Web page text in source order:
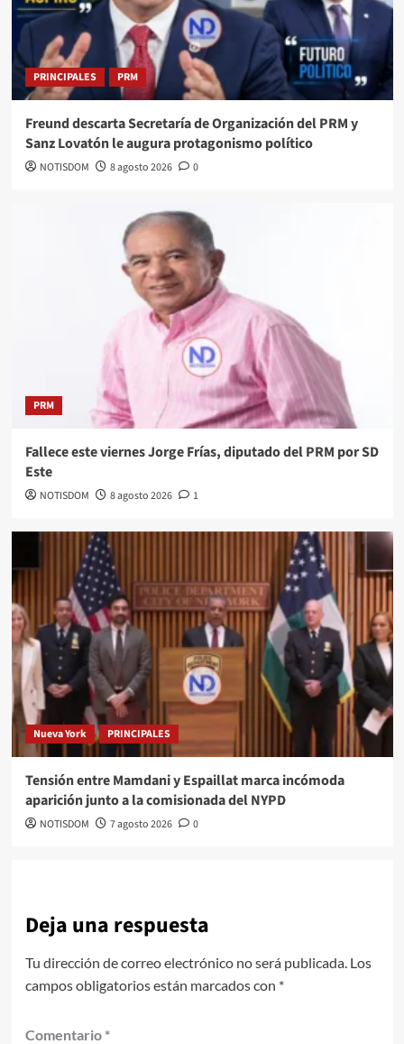
PRINCIPALES PRM
Freund descarta Secretaría de Organización del PRM y
Sanz Lovatón le augura protagonismo político
NOTISDOM 8 agosto 2026 0
PRM
Fallece este viernes Jorge Frías, diputado del PRM por SD
Este
NOTISDOM 8 agosto 2026 1
Nueva York PRINCIPALES
Tensión entre Mamdani y Espaillat marca incómoda
aparición junto a la comisionada del NYPD
NOTISDOM 7 agosto 2026 0
Deja una respuesta
Tu dirección de correo electrónico no será publicada. Los
campos obligatorios están marcados con *
Comentario *